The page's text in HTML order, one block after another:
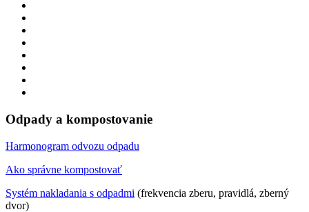
Odpady a kompostovanie
Harmonogram odvozu odpadu
Ako správne kompostovať
Systém nakladania s odpadmi (frekvencia zberu, pravidlá, zberný
dvor)